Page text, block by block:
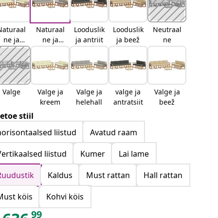
ne ja
Naturaal
ne ja
helehall
Looduslik
ja antriit
Looduslik
ja beež
Neutraal
ne
Valge
Valge ja
kreem
Valge ja
helehall
valge ja
antratsiit
Valge ja
beež
stiil
liistud
Avatud raam
liistud
Kumer
Lai lame
Kaldus Must rattan
Hall rattan
köis
Kohvi köis
99